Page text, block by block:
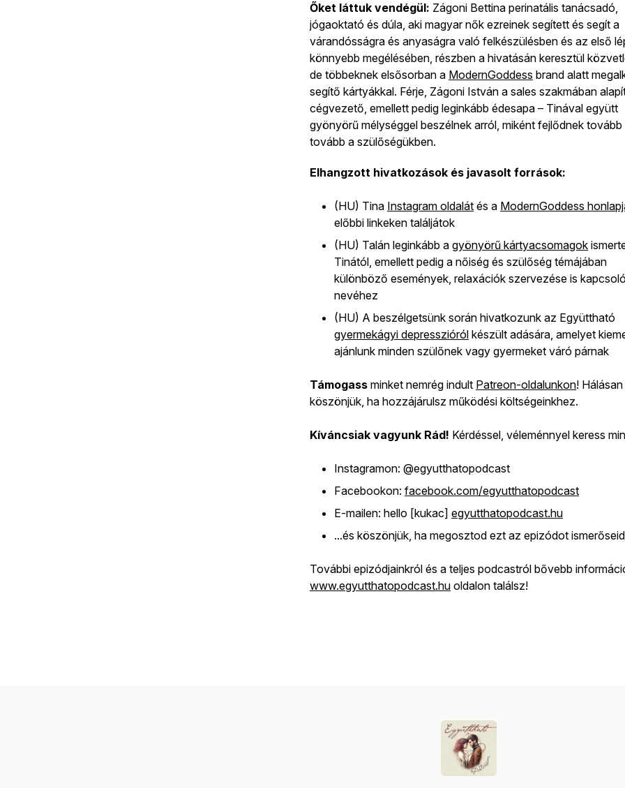
Őket láttuk vendégül: Zágoni Bettina perinatális tanácsadó,
jógaoktató és dúla, aki magyar nők ezreinek segített és segít a
várandósságra és anyaságra való felkészülésben és az első
könnyebb megélésében, részben a hivatásán keresztül
de többeknek elsősorban a ModernGoddess brand alatt
segítő kártyákkal. Férje, Zágoni István a sales szakmában
cégvezető, emellett pedig leginkább édesapa – Tinával együtt
gyönyörű mélységgel beszélnek arról, miként fejlődnek tovább
tovább a szülőségükben.
Elhangzott hivatkozások és javasolt források:
(HU) Tina Instagram oldalát és a ModernGoddess
előbbi linkeken találjátok
(HU) Talán leginkább a gyönyörű kártyacsomagok
Tinától, emellett pedig a nőiség és szülőség témájában
különböző események, relaxációk szervezése is
nevéhez
(HU) A beszélgetsünk során hivatkozunk az Együttható
gyermekágyi depresszióról készült adására, amelyet
ajánlunk minden szülőnek vagy gyermeket váró párnak
Támogass minket nemrég indult Patreon-oldalunkon! Hálásan
köszönjük, ha hozzájárulsz működési költségeinkhez.
Kíváncsiak vagyunk Rád! Kérdéssel, véleménnyel keress
Instagramon: @egyutthatopodcast
Facebookon: facebook.com/egyutthatopodcast
E-mailen: hello [kukac] egyutthatopodcast.hu
...és köszönjük, ha megosztod ezt az epizódot
További epizódjainkról és a teljes podcastról bővebb
www.egyutthatopodcast.hu oldalon találsz!